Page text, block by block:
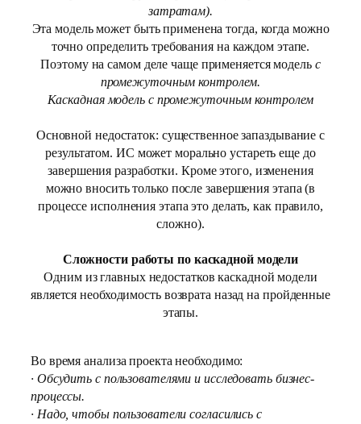
затратам).
Эта модель может быть применена тогда, когда можно
точно определить требования на каждом этапе.
Поэтому на самом деле чаще применяется модель с
промежуточным контролем.
Каскадная модель с промежуточным контролем
Основной недостаток: существенное запаздывание с
результатом. ИС может морально устареть еще до
завершения разработки. Кроме этого, изменения
можно вносить только после завершения этапа (в
процессе исполнения этапа это делать, как правило,
сложно).
Сложности работы по каскадной модели
Одним из главных недостатков каскадной модели
является необходимость возврата назад на пройденные
этапы.
Во время анализа проекта необходимо:
· Обсудить с пользователями и исследовать бизнес-
процессы.
· Надо, чтобы пользователи согласились с